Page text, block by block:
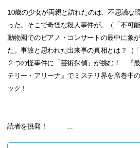
10歳の少女が両親と訪れたのは、不思議な
った。そこで奇怪な殺人事件が。（「不可
動物園でのピアノ・コンサートの最中に象
た。事故と思われた出来事の真相とは？（
２つの怪事件に「芸術探偵」が挑む！ 『
テリー・アリーナ』でミステリ界を席巻中
ック！
読者を挑発！ ...